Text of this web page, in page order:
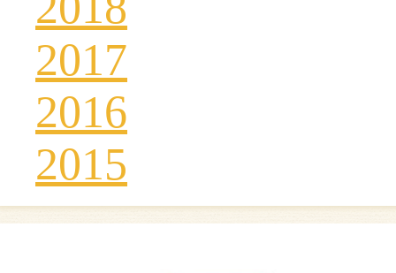
2017
2016
2015